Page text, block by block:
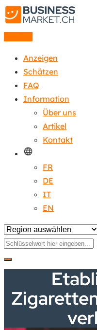
Anzeigen
Schätzen
FAQ
Information
Über uns
Artikel
Kontakt
FR
DE
IT
EN